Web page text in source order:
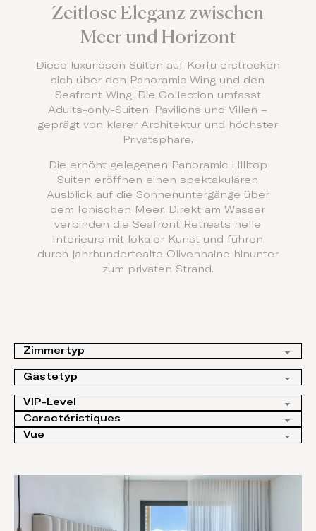
Zeitlose Eleganz zwischen
Meer und Horizont
Diese luxuriösen Suiten auf Korfu erstrecken
sich über den Panoramic Wing und den
Seafront Wing. Die Collection umfasst
Adults-only-Suiten, Pavilions und Villen –
geprägt von klarer Architektur und höchster
Privatsphäre.
Die erhöht gelegenen Panoramic Hilltop
Suiten eröffnen einen spektakulären
Ausblick auf die Sonnenuntergänge über
dem Ionischen Meer. Direkt am Wasser
verbinden die Seafront Retreats helle
Interieurs mit lokaler Kunst und führen
durch jahrhundertealte Olivenhaine hinunter
zum privaten Strand.